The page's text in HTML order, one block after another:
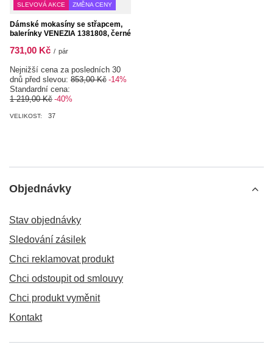
SLEVOVÁ AKCE ZMĚNA CENY
Dámské mokasíny se střapcem,
balerínky VENEZIA 1381808, černé
731,00 Kč / pár
Nejnižší cena za posledních 30
dnů před slevou: 853,00 Kč -14%
Standardní cena:
1 219,00 Kč -40%
VELIKOST: 37
Objednávky
Stav objednávky
Sledování zásilek
Chci reklamovat produkt
Chci odstoupit od smlouvy
Chci produkt vyměnit
Kontakt